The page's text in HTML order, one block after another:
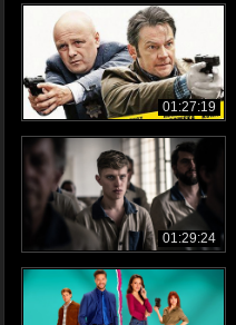
01:27:19
01:29:24